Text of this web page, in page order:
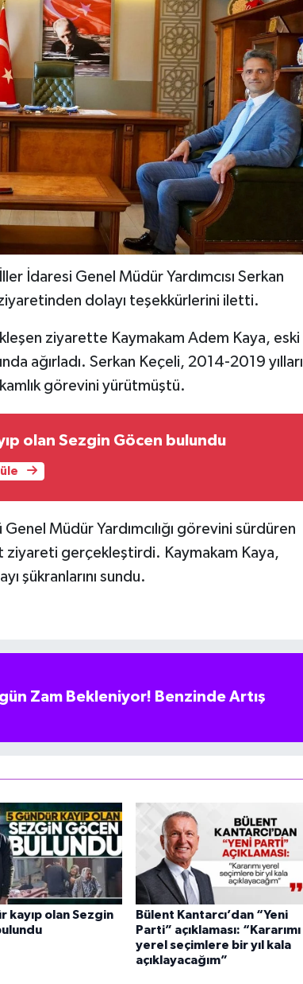
İdaresi Genel Müdür Yardımcısı Serkan
dolayı teşekkürlerini iletti.
ziyarette Kaymakam Adem Kaya, eski
ağırladı. Serkan Keçeli, 2014-2019 yılları
görevini yürütmüştü.
olan Sezgin Göcen bulundu
Müdür Yardımcılığı görevini sürdüren
ziyareti gerçekleştirdi. Kaymakam Kaya,
şükranlarını sundu.
Zam Bekleniyor! Benzinde Artış
kayıp olan Sezgin
Bülent Kantarcı’dan “Yeni
Parti” açıklaması: “Kararımı
yerel seçimlere bir yıl kala
açıklayacağım”